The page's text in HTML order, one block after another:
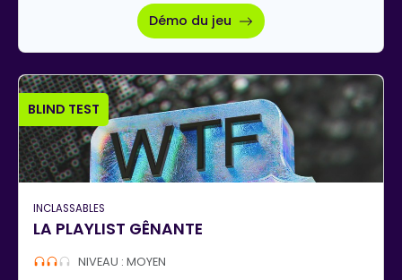
Démo du jeu
BLIND TEST
INCLASSABLES
LA PLAYLIST GÊNANTE
NIVEAU : MOYEN